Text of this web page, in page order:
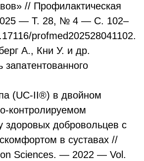
// Профилактическая
— Т. 28, № 4 — С. 102–
profmed202528041102.
А., Кни У. и др.
(UC-II®) в двойном
контролируемом
здоровых добровольцев с
в суставах //
Sciences. — 2022 — Vol.